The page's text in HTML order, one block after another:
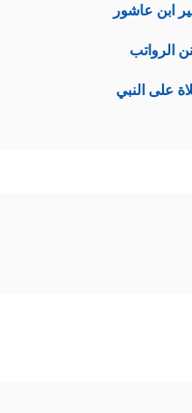
ابن عاشور
الرواتب
على النبي